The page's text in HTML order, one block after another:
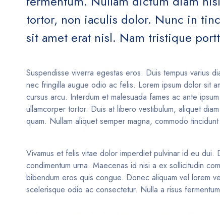
tortor, non iaculis dolor. Nunc in
sit amet erat nisl. Nam tristique
Suspendisse viverra egestas eros. Duis tempus varius
nec fringilla augue odio ac felis. Lorem ipsum dolor sit
cursus arcu. Interdum et malesuada fames ac ante
ullamcorper tortor. Duis at libero vestibulum, aliquet
quam. Nullam aliquet semper magna, commodo
Vivamus et felis vitae dolor imperdiet pulvinar id eu
condimentum urna. Maecenas id nisi a ex sollicitudin
bibendum eros quis congue. Donec aliquam vel lorem
scelerisque odio ac consectetur. Nulla a risus